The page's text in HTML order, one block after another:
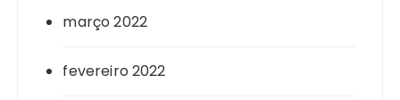
março 2022
fevereiro 2022